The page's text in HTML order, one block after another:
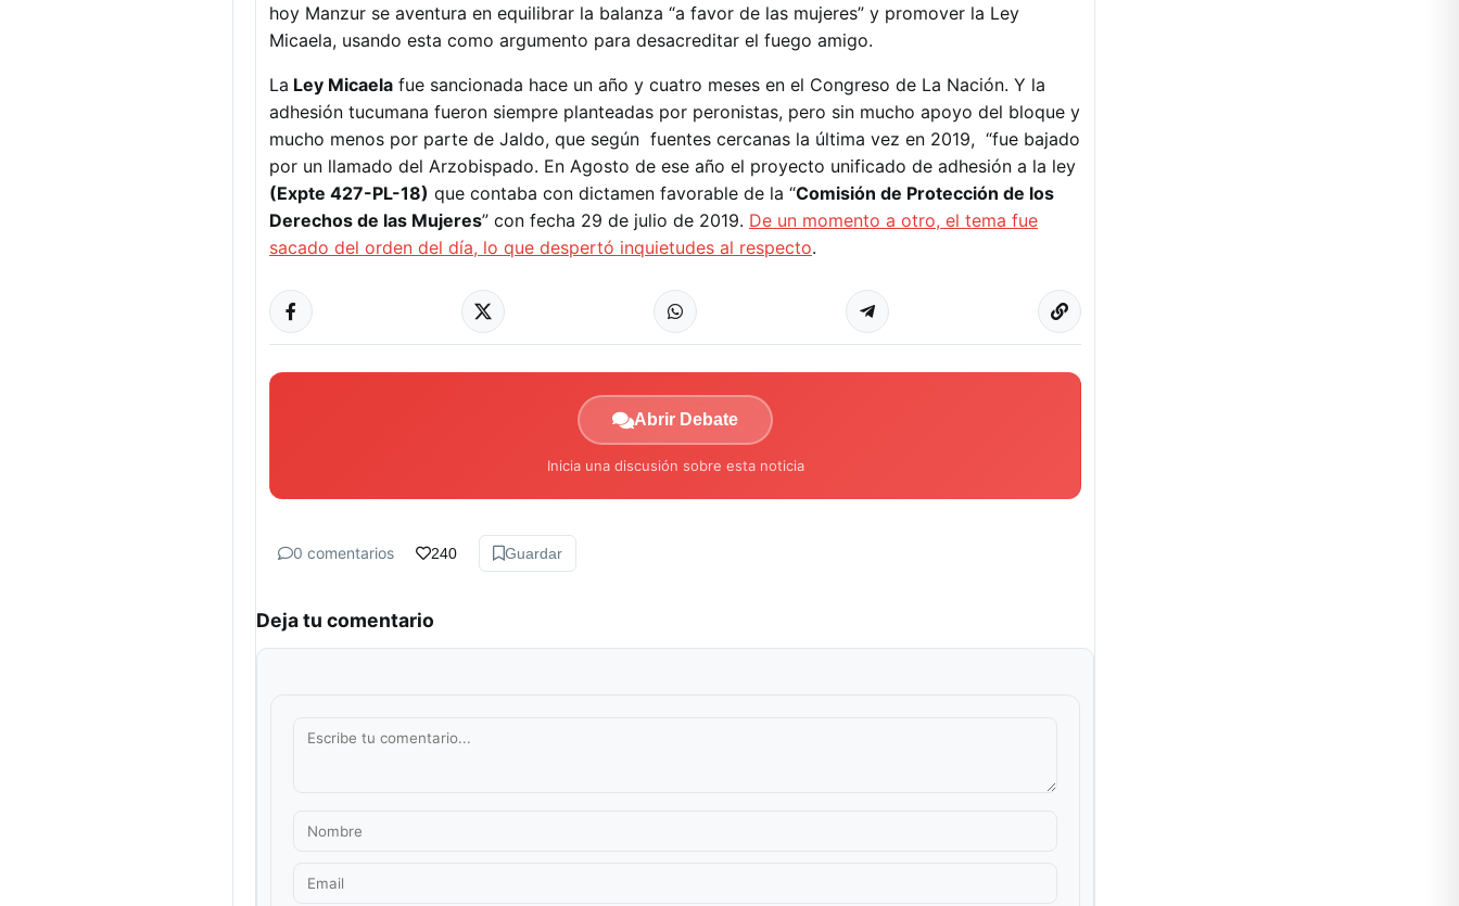
hoy Manzur se aventura en equilibrar la balanza “a favor de las mujeres” y promover la Ley
Micaela, usando esta como argumento para desacreditar el fuego amigo.
La Ley Micaela fue sancionada hace un año y cuatro meses en el Congreso de La Nación. Y la
adhesión tucumana fueron siempre planteadas por peronistas, pero sin mucho apoyo del bloque y
mucho menos por parte de Jaldo, que según fuentes cercanas la última vez en 2019, “fue bajado
por un llamado del Arzobispado. En Agosto de ese año el proyecto unificado de adhesión a la ley
(Expte 427-PL-18) que contaba con dictamen favorable de la “Comisión de Protección de los
Derechos de las Mujeres” con fecha 29 de julio de 2019. De un momento a otro, el tema fue
sacado del orden del día, lo que despertó inquietudes al respecto.
Abrir Debate
Inicia una discusión sobre esta noticia
0 comentarios 240 Guardar
Deja tu comentario